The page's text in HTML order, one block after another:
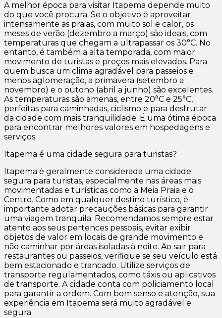
A melhor época para visitar Itapema depende muito
do que você procura. Se o objetivo é aproveitar
intensamente as praias, com muito sol e calor, os
meses de verão (dezembro a março) são ideais, com
temperaturas que chegam a ultrapassar os 30°C. No
entanto, é também a alta temporada, com maior
movimento de turistas e preços mais elevados. Para
quem busca um clima agradável para passeios e
menos aglomeração, a primavera (setembro a
novembro) e o outono (abril a junho) são excelentes.
As temperaturas são amenas, entre 20°C e 25°C,
perfeitas para caminhadas, ciclismo e para desfrutar
da cidade com mais tranquilidade. É uma ótima época
para encontrar melhores valores em hospedagens e
serviços.
Itapema é uma cidade segura para turistas?
Itapema é geralmente considerada uma cidade
segura para turistas, especialmente nas áreas mais
movimentadas e turísticas como a Meia Praia e o
Centro. Como em qualquer destino turístico, é
importante adotar precauções básicas para garantir
uma viagem tranquila. Recomendamos sempre estar
atento aos seus pertences pessoais, evitar exibir
objetos de valor em locais de grande movimento e
não caminhar por áreas isoladas à noite. Ao sair para
restaurantes ou passeios, verifique se seu veículo está
bem estacionado e trancado. Utilize serviços de
transporte regulamentados, como táxis ou aplicativos
de transporte. A cidade conta com policiamento local
para garantir a ordem. Com bom senso e atenção, sua
experiência em Itapema será muito agradável e
segura.